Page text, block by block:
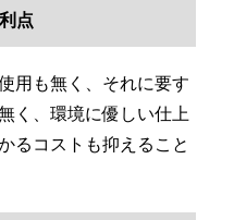
点
用も無く、それに要す
く、環境に優しい仕上
るコストも抑えること